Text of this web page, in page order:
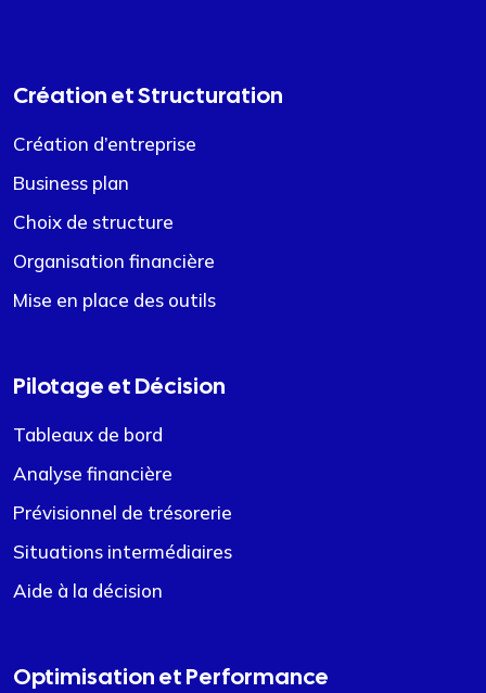
Création et Structuration
Création d’entreprise
Business plan
Choix de structure
Organisation financière
Mise en place des outils
Pilotage et Décision
Tableaux de bord
Analyse financière
Prévisionnel de trésorerie
Situations intermédiaires
Aide à la décision
Optimisation et Performance